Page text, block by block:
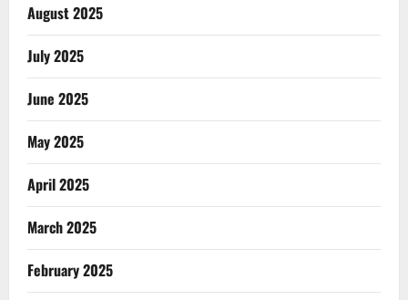
August 2025
July 2025
June 2025
May 2025
April 2025
March 2025
February 2025